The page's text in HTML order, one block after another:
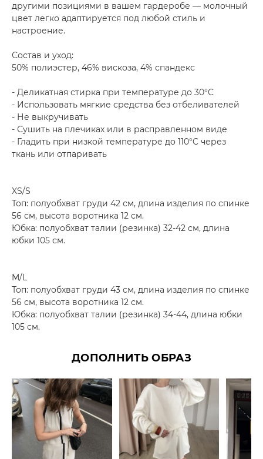
другими позициями в вашем гардеробе — молочный
цвет легко адаптируется под любой стиль и
настроение.
Состав и уход:
50% полиэстер, 46% вискоза, 4% спандекс
- Деликатная стирка при температуре до 30°C
- Использовать мягкие средства без отбеливателей
- Не выкручивать
- Сушить на плечиках или в расправленном виде
- Гладить при низкой температуре до 110°C через
ткань или отпаривать
XS/S
Топ: полуобхват груди 42 см, длина изделия по спинке
56 см, высота воротника 12 см.
Юбка: полуобхват талии (резинка) 32-42 см, длина
юбки 105 см.
M/L
Топ: полуобхват груди 43 см, длина изделия по спинке
56 см, высота воротника 12 см.
Юбка: полуобхват талии (резинка) 34-44, длина юбки
105 см.
ДОПОЛНИТЬ ОБРАЗ